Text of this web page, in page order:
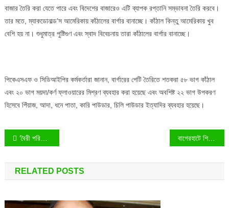
বাজার তৈরি করা যেতে পারে এবং বিদেশের বাজারেও এটি ব্যাপক রপ্তানি সম্ভাবনা তৈরি করবে।
তার মতে, ম্যাকডোনাল্ড’স আমেরিকায় কাঁঠালের বার্গার বানাচ্ছে। কাঁঠাল কিন্তু আমেরিকায় খুব
বেশি হয় না। শুধুমাত্র পুষ্টিগুণ এবং স্বাদ বিবেচনায় তারা কাঁঠালের বার্গার বানাচ্ছে।
পিকেএসএফ ও সিডিআইপির কর্মকর্তারা জানান, বার্গারের পেটি তৈরিতে শতকরা ৫৮ ভাগ কাঁঠাল
এবং ২০ ভাগ ময়দা/কর্ণ ফ্লাওয়ারের মিশ্রণ ব্যবহার করা হয়েছে এবং অবশিষ্ট ২২ ভাগ উপকরণ
হিসেবে পিঁয়াজ, আদা, ধনে পাতা, কারি পাউডার, চিলি পাউডার ইত্যাদির ব্যবহার হয়েছে।
Post
navigation
‘বৈরী পরিবেশ’ জয় করে দেশে ফিরছেন প্রধানমন্ত্রী বাগেরহাটে শিক্ষার্থীদের মাঝে ডিজিটাল ডিভাইস ও ল্যাব উপকরণ বিতরণ
RELATED POSTS